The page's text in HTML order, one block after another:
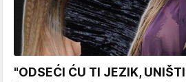
"ODSEĆI ĆU TI JEZIK,